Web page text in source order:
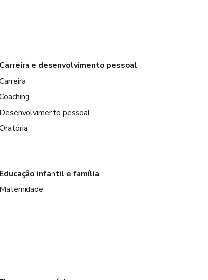
Carreira e desenvolvimento pessoal
Carreira
Coaching
Desenvolvimento pessoal
Oratória
Educação infantil e família
Maternidade